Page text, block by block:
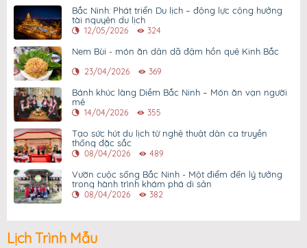
Bắc Ninh: Phát triển Du lịch – động lực cộng hưởng
tài nguyên du lịch
12/05/2026 324
Nem Bùi - món ăn dân dã đậm hồn quê Kinh Bắc
23/04/2026 369
Bánh khúc làng Diềm Bắc Ninh – Món ăn vạn người
mê
14/04/2026 355
Tạo sức hút du lịch từ nghệ thuật dân ca truyền
thống đặc sắc
08/04/2026 489
Vườn cuộc sống Bắc Ninh - Một điểm đến lý tưởng
trong hành trình khám phá di sản
08/04/2026 382
Lịch Trình Mẫu